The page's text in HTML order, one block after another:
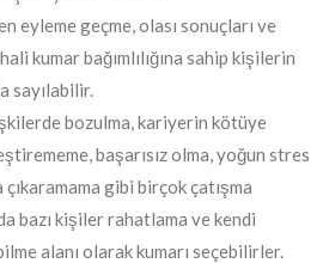
eyleme geçme, olası sonuçları ve
kumar bağımlılığına sahip kişilerin
sayılabilir.
bozulma, kariyerin kötüye
başarısız olma, yoğun stres
gibi birçok çatışma
bazı kişiler rahatlama ve kendi
alanı olarak kumarı seçebilirler.